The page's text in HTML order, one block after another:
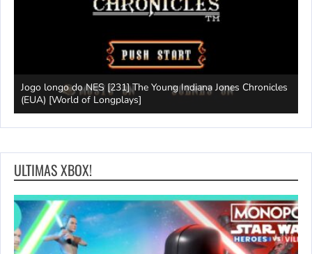
Jogo longo do NES [231] The Young Indiana Jones Chronicles
(EUA) [World of Longplays]
ULTIMAS XBOX!